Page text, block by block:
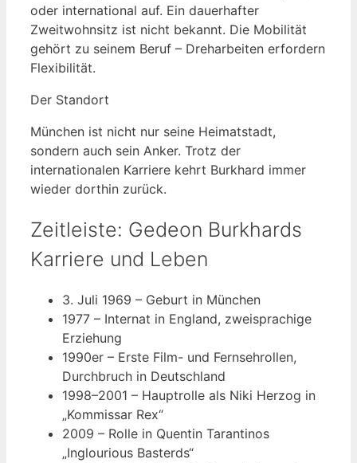
oder international auf. Ein dauerhafter
Zweitwohnsitz ist nicht bekannt. Die Mobilität
gehört zu seinem Beruf – Dreharbeiten erfordern
Flexibilität.
Der Standort
München ist nicht nur seine Heimatstadt,
sondern auch sein Anker. Trotz der
internationalen Karriere kehrt Burkhard immer
wieder dorthin zurück.
Zeitleiste: Gedeon Burkhards
Karriere und Leben
3. Juli 1969 – Geburt in München
1977 – Internat in England, zweisprachige
Erziehung
1990er – Erste Film- und Fernsehrollen,
Durchbruch in Deutschland
1998–2001 – Hauptrolle als Niki Herzog in
„Kommissar Rex“
2009 – Rolle in Quentin Tarantinos
„Inglourious Basterds“